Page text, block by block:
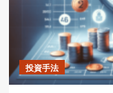
投資手法